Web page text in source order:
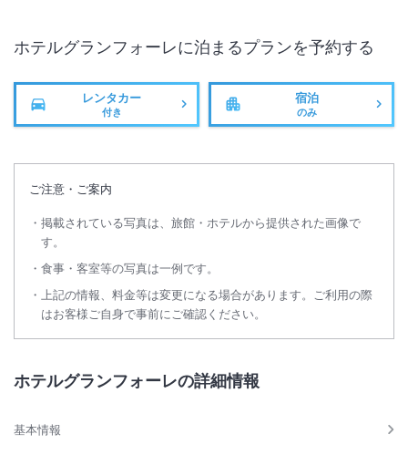
ホテルグランフォーレに泊まるプランを予約する
レンタカー
付き
宿泊
のみ
ご注意・ご案内
掲載されている写真は、旅館・ホテルから提供された画像で
す。
食事・客室等の写真は一例です。
上記の情報、料金等は変更になる場合があります。ご利用の際
はお客様ご自身で事前にご確認ください。
ホテルグランフォーレの詳細情報
基本情報